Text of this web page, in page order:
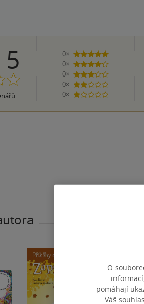
5 0×
5 hvězdiček
0×
4 hvězdičky
0×
3 hvězdičky
0×
2 hvězdičky
0×
1 hvezdička
O
pomáhají
Váš